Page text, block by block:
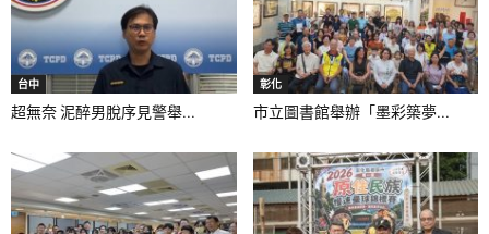
台中
超無奈 泥醉男脫序見警舉...
彰化
市立圖書館舉辦「墨彩築夢...